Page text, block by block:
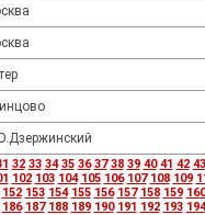
32 33 34 35 36 37 38 39 40 41 42 43
102 103 104 105 106 107 108 109
152 153 154 155 156 157 158 159 160
186 187 188 189 190 191 192 193 194